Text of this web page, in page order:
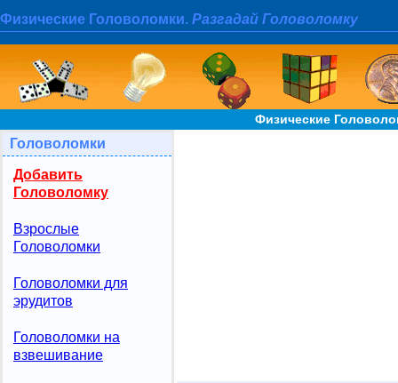
Физические Головоломки. Разгадай Головоломку
Физические
Головоломки
Добавить
Головоломку
Взрослые
Головоломки
Головоломки для
эрудитов
Головоломки на
взвешивание